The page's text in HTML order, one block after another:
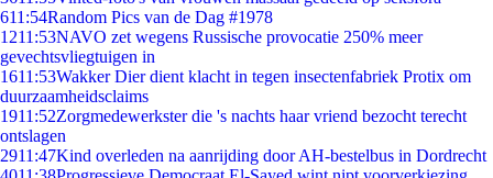
611:54Random Pics van de Dag #1978
1211:53NAVO zet wegens Russische provocatie 250% meer
gevechtsvliegtuigen in
1611:53Wakker Dier dient klacht in tegen insectenfabriek Protix om
duurzaamheidsclaims
1911:52Zorgmedewerkster die 's nachts haar vriend bezocht terecht
ontslagen
2911:47Kind overleden na aanrijding door AH-bestelbus in Dordrecht